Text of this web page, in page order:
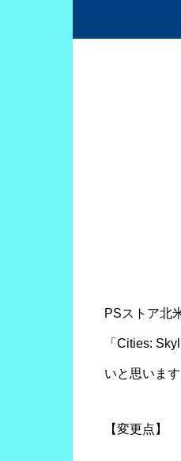
PSストア北
「Cities:
いと思います
【変更点】